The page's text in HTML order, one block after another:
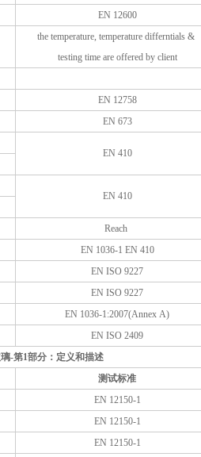
EN 12600
the temperature, temperature differntials &
testing time are offered by client
EN 12758
EN 673
EN 410
EN 410
Reach
EN 1036-1 EN 410
EN ISO 9227
EN ISO 9227
EN 1036-1:2007(Annex A)
EN ISO 2409
-第1部分：定义和描述
测试标准
EN 12150-1
EN 12150-1
EN 12150-1